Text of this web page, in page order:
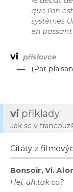
que l’on
systèmes
en passant
vi příslovce
— (Par
vi příklady
Jak se v
Citáty z
Bonsoir, Vi.
Hej, uh.tak co?